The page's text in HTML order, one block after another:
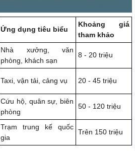
Ứng dụng tiêu biểu
Khoảng giá
tham khảo
Nhà xưởng, văn
phòng, khách sạn
8 - 20 triệu
Taxi, vận tải, cảng vụ 20 - 45 triệu
Cứu hộ, quân sự, biên
phòng
50 - 120 triệu
Trạm trung kế quốc
gia
Trên 150 triệu